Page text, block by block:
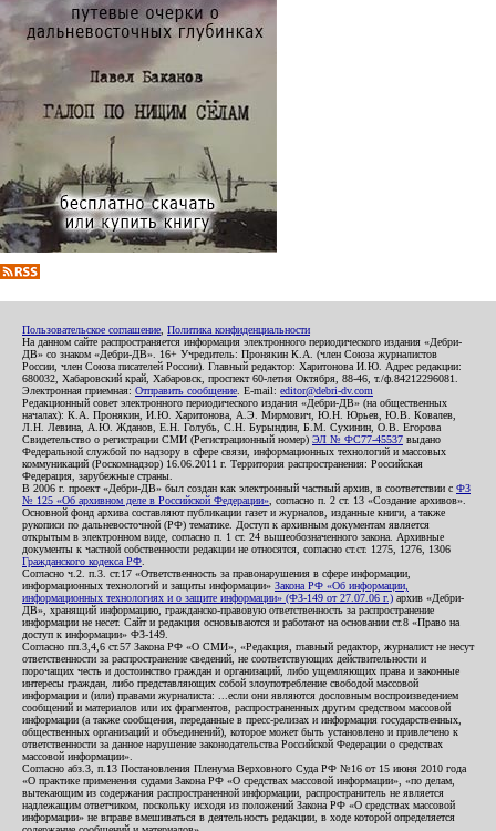
Пользовательское соглашение Политика конфиденциальности
На данном сайте распространяется информация электронного периодического издания «Дебри-
ДВ» со знаком «Дебри-ДВ». 16+ Учредитель: Пронякин К.А. (член Союза журналистов
России, член Союза писателей России). Главный редактор: Харитонова И.Ю. Адрес редакции:
680032, Хабаровский край, Хабаровск, проспект 60-летия Октября, 88-46, т./ф.84212296081.
Электронная приемная: Отправить сообщение . E-mail: editor@debri-dv.com
Редакционный совет электронного периодического издания «Дебри-ДВ» (на общественных
началах): К.А. Пронякин, И.Ю. Харитонова, А.Э. Мирмович, Ю.Н. Юрьев, Ю.В. Ковалев,
Л.Н. Левина, А.Ю. Жданов, Е.Н. Голубь, С.Н. Бурындин, Б.М. Сухинин, О.В. Егорова
Свидетельство о регистрации СМИ (Регистрационный номер) ЭЛ № ФС77-45537 выдано
Федеральной службой по надзору в сфере связи, информационных технологий и массовых
коммуникаций (Роскомнадзор) 16.06.2011 г. Территория распространения: Российская
Федерация, зарубежные страны.
В 2006 г. проект «Дебри-ДВ» был создан как электронный частный архив, в соответствии с ФЗ
№ 125 «Об архивном деле в Российской Федерации» , согласно п. 2 ст. 13 «Создание архивов».
Основной фонд архива составляют публикации газет и журналов, изданные книги, а также
рукописи по дальневосточной (РФ) тематике. Доступ к архивным документам является
открытым в электронном виде, согласно п. 1 ст. 24 вышеобозначенного закона. Архивные
документы к частной собственности редакции не относятся, согласно ст.ст. 1275, 1276, 1306
Гражданского кодекса РФ
Согласно ч.2. п.3. ст.17 «Ответственность за правонарушения в сфере информации,
информационных технологий и защиты информации» Закона РФ «Об информации,
информационных технологиях и о защите информации» (ФЗ-149 от 27.07.06 г.) архив «Дебри-
ДВ», хранящий информацию, гражданско-правовую ответственность за распространение
информации не несет. Сайт и редакция основываются и работают на основании ст.8 «Право на
доступ к информации» ФЗ-149.
Согласно пп.3,4,6 ст.57 Закона РФ «О СМИ», «Редакция, главный редактор, журналист не несут
ответственности за распространение сведений, не соответствующих действительности и
порочащих честь и достоинство граждан и организаций, либо ущемляющих права и законные
интересы граждан, либо представляющих собой злоупотребление свободой массовой
информации и (или) правами журналиста: ...если они являются дословным воспроизведением
сообщений и материалов или их фрагментов, распространенных другим средством массовой
информации (а также сообщения, переданные в пресс-релизах и информация государственных,
общественных организаций и объединений), которое может быть установлено и привлечено к
ответственности за данное нарушение законодательства Российской Федерации о средствах
массовой информации».
Согласно абз.3, п.13 Постановления Пленума Верховного Суда РФ №16 от 15 июня 2010 года
«О практике применения судами Закона РФ «О средствах массовой информации», «по делам,
вытекающим из содержания распространенной информации, распространитель не является
надлежащим ответчиком, поскольку исходя из положений Закона РФ «О средствах массовой
информации» не вправе вмешиваться в деятельность редакции, в ходе которой определяется